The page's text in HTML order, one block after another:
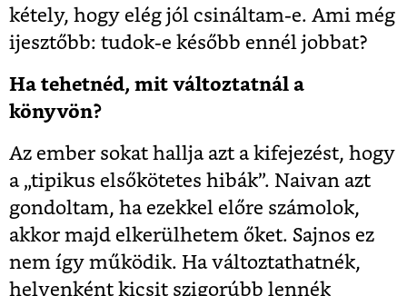
kétely, hogy elég jól csináltam-e. Ami még
ijesztőbb: tudok-e később ennél jobbat?
Ha tehetnéd, mit változtatnál a
könyvön?
Az ember sokat hallja azt a kifejezést, hogy
a „tipikus elsőkötetes hibák”. Naivan azt
gondoltam, ha ezekkel előre számolok,
akkor majd elkerülhetem őket. Sajnos ez
nem így működik. Ha változtathatnék,
helyenként kicsit szigorúbb lennék